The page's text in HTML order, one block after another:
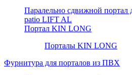
Паралельно сдвижной
patio LIFT AL
Портал KIN LONG
Порталы KIN LONG
Фурнитура для порталов из ПВХ